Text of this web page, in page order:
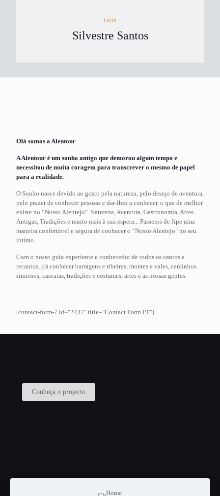
Guia
Silvestre Santos
Olá somos a Alentour
A Alentour é um sonho antigo que demorou algum tempo e
necessitou de muita coragem para transcrever o mesmo de papel
para a realidade.
O Sonho nasce devido ao gosto pela natureza, pelo desejo de aventura,
pelo prazer de conhecer pessoas e dar-lhes a conhecer, o que de melhor
existe no “Nosso Alentejo". Natureza, Aventura, Gastronomia, Artes
Antigas, Tradições e muito mais à sua espera... Passeios de Jipe uma
maneira confortável e segura de conhecer o “Nosso Alentejo" no seu
íntimo.
Com o nosso guia experiente e conhecedor de todos os cantos e
recantos, irá conhecer barragens e ribeiras, montes e vales, caminhos
sinuosos, cascatas, tradições e costumes, artes e as nossas gentes.
[contact-form-7 id="2437" title="Contact Form PT"]
Conheça o projecto